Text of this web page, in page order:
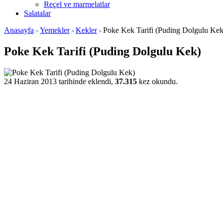
Reçel ve marmelatlar
Salatalar
Anasayfa > Yemekler> Kekler> Poke Kek Tarifi (Puding Dolgulu
Poke Kek Tarifi (Puding Dolgulu Kek)
24 Haziran 2013 tarihinde eklendi, 37.315 kez okundu.